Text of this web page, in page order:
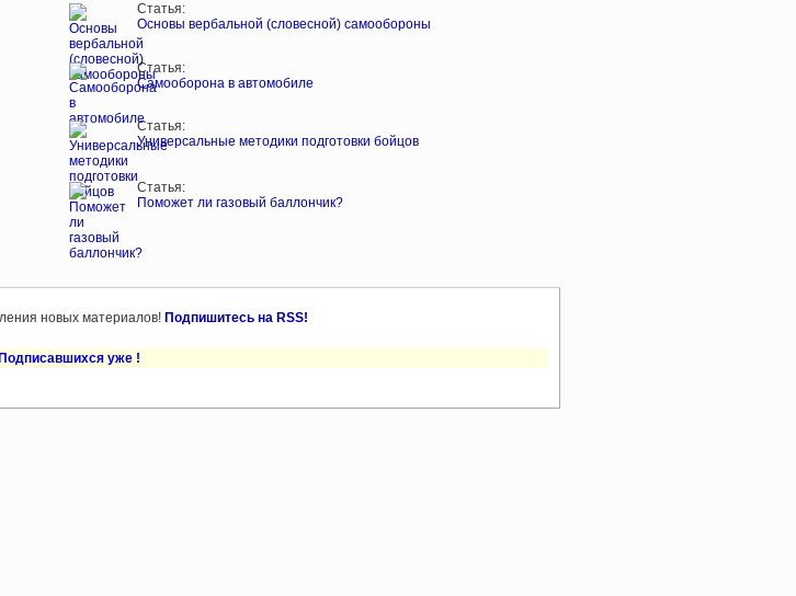
Статья:
Основы вербальной (словесной) самообороны
Статья:
Самооборона в автомобиле
Статья:
Универсальные методики подготовки бойцов
Статья:
Поможет ли газовый баллончик?
новых материалов! Подпишитесь на RSS!
Подписавшихся уже !